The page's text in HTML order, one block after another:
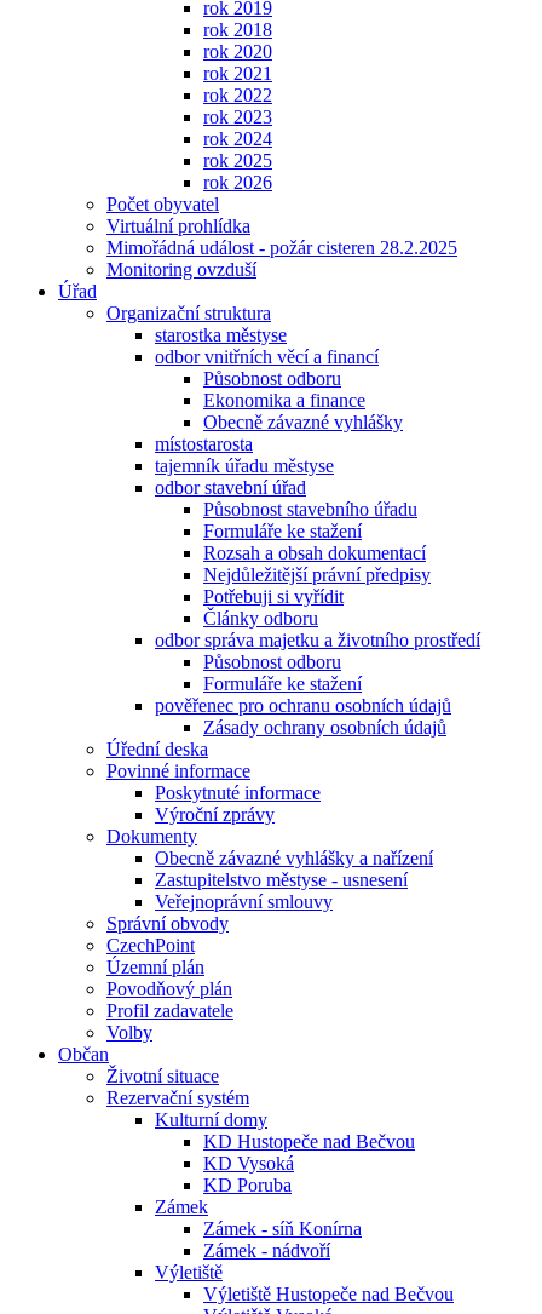
rok 2019
rok 2018
rok 2020
rok 2021
rok 2022
rok 2023
rok 2024
rok 2025
rok 2026
Počet obyvatel
Virtuální prohlídka
Mimořádná událost - požár cisteren 28.2.2025
Monitoring ovzduší
Úřad
Organizační struktura
starostka městyse
odbor vnitřních věcí a financí
Působnost odboru
Ekonomika a finance
Obecně závazné vyhlášky
místostarosta
tajemník úřadu městyse
odbor stavební úřad
Působnost stavebního úřadu
Formuláře ke stažení
Rozsah a obsah dokumentací
Nejdůležitější právní předpisy
Potřebuji si vyřídit
Články odboru
odbor správa majetku a životního prostředí
Působnost odboru
Formuláře ke stažení
pověřenec pro ochranu osobních údajů
Zásady ochrany osobních údajů
Úřední deska
Povinné informace
Poskytnuté informace
Výroční zprávy
Dokumenty
Obecně závazné vyhlášky a nařízení
Zastupitelstvo městyse - usnesení
Veřejnoprávní smlouvy
Správní obvody
CzechPoint
Územní plán
Povodňový plán
Profil zadavatele
Volby
Občan
Životní situace
Rezervační systém
Kulturní domy
KD Hustopeče nad Bečvou
KD Vysoká
KD Poruba
Zámek
Zámek - síň Konírna
Zámek - nádvoří
Výletiště
Výletiště Hustopeče nad Bečvou